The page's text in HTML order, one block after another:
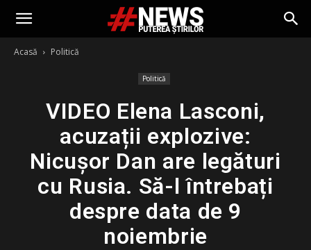
Acasă Politică
Politică
VIDEO Elena Lasconi,
acuzații explozive:
Nicușor Dan are legături
cu Rusia. Să-l întrebați
despre data de 9
noiembrie